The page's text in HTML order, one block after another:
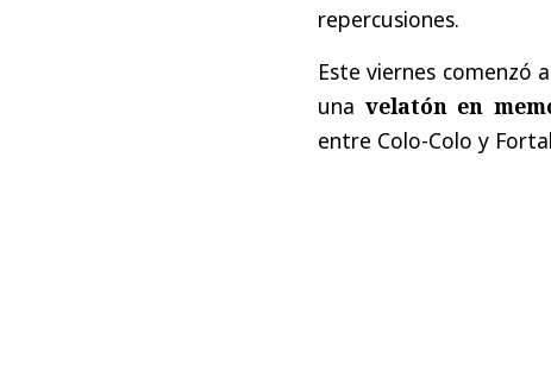
repercusiones.
Este viernes comenzó
una velatón en
entre Colo-Colo y